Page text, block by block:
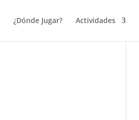
¿Dónde Jugar? Actividades